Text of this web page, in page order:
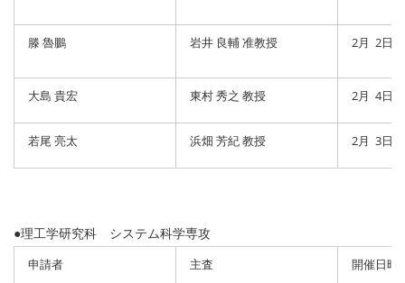
滕 魯鵬 岩井 良輔 准教授 2月 2日
大島 貴宏 東村 秀之 教授 2月 4日
若尾 亮太 浜畑 芳紀 教授 2月 3日
●理工学研究科 システム科学専攻
申請者 主査 開催日時